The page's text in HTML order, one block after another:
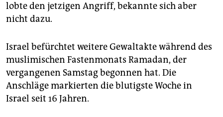
lobte den jetzigen Angriff, bekannte sich aber
nicht dazu.
Israel befürchtet weitere Gewaltakte während des
muslimischen Fastenmonats Ramadan, der
vergangenen Samstag begonnen hat. Die
Anschläge markierten die blutigste Woche in
Israel seit 16 Jahren.